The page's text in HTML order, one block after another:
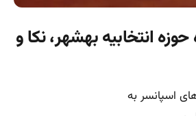
حوزه انتخابیه بهشهر، نکا و